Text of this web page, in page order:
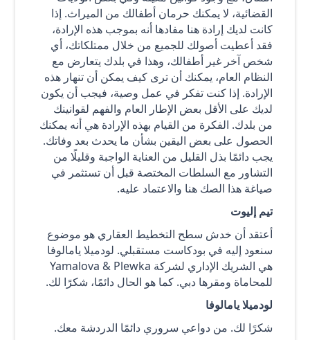
القضائية، لا يمكنك حرمان أطفالك من الميراث. إذا
كانت لديك إرادة هنا مفادها أنه بموجب هذه الإرادة،
فقد أعطيت أصولك للجميع من خلال ممتلكاتك، أي
شخص آخر غير أطفالك، وهذا في بلدك يتعارض مع
النظام العام، يمكنك أن ترى كيف يمكن أن تنهار هذه
الإرادة. إذا كنت تفكر في عمل وصية، فيجب أن يكون
لديك على الأقل بعض الإطار العام والفهم لقوانينك
من بلدك. الفكرة من القيام بهذه الإرادة هي أنه يمكنك
الحصول على بعض اليقين بشأن ما يحدث بعد وفاتك.
يجب دائمًا بذل القليل من العناية الواجبة وقليلًا من
التشاور مع السلطات المختصة قبل أن تستثمر في
صياغة هذا الصك هنا والاعتماد عليه.
تيم إليوت
أعتقد أن خدش سطح التخطيط العقاري هو موضوع
سنعود إليه في بودكاست مستقبلي. لودميلا يامالوفا
هي الشريك الإداري لشركة Yamalova & Plewka
للمحاماة ومقرها دبي. كما هو الحال دائمًا، شكرًا لك.
لودميلا يامالوفا
شكرًا لك. من دواعي سروري دائمًا الدردشة معك.